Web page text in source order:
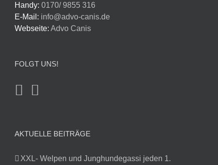
Handy: 0170/ 9855 316
E-Mail: info@advo-canis.de
Webseite: Advo Canis
FOLGT UNS!
AKTUELLE BEITRÄGE
XXL- Welpen und Junghundegassi jeden 1.